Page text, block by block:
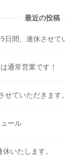
最近の投稿
間、連休させて
通常営業です！
せていただきます。
ール
いたします。